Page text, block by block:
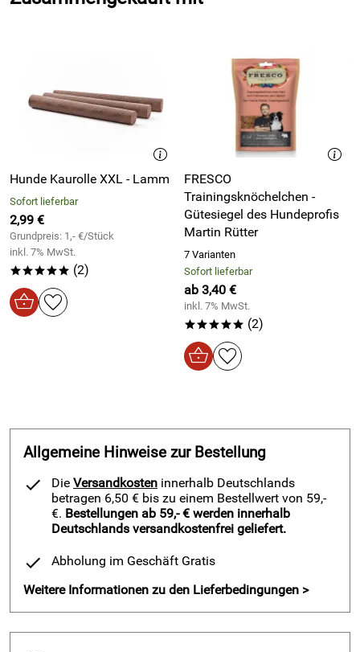
- waschbar bei 30°C Schonwaschgang, kein Weichspüler,
max. 800 Umdrehungen schleudern
- nicht in den Trockner oder auf die Heizung legen
Hersteller: annyx GmbH, Breitscheider Weg 117b, 40885
Ratingen, www.annyx.de
Hunde Kaurolle XXL - Lamm
Sofort lieferbar
2,99 €
Grundpreis: 1,- €/Stück
inkl. 7% MwSt.
***** (2)
FRESCO
Trainingsknöchelchen -
Gütesiegel des Hundeprofis
Martin Rütter
7 Varianten
Sofort lieferbar
ab 3,40 €
inkl. 7% MwSt.
***** (2)
Allgemeine Hinweise zur Bestellung
Die Versandkosten innerhalb Deutschlands
betragen 6,50 € bis zu einem Bestellwert von 59,-
€. Bestellungen ab 59,- € werden innerhalb
Deutschlands versandkostenfrei geliefert.
Abholung im Geschäft Gratis
Weitere Informationen zu den Lieferbedingungen >